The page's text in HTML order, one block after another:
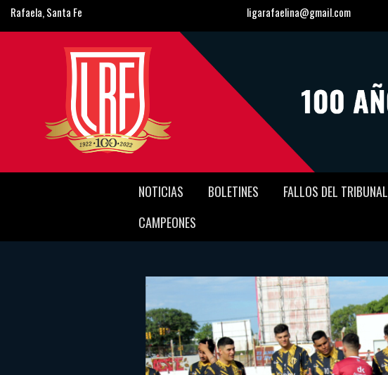
Rafaela, Santa Fe ligarafaelina@gmail.com
NOTICIAS BOLETINES FALLOS DEL TRIBUNAL
CAMPEONES